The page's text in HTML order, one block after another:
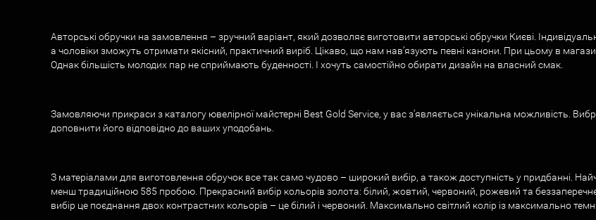
Авторські обручки на замовлення – зручний варіант, який дозволяє виготовити авторські обручки Києві.
а чоловіки зможуть отримати якісний, практичний виріб. Цікаво, що нам нав’язують певні канони. При цьому в
Однак більшість молодих пар не сприймають буденності. І хочуть самостійно обирати дизайн на власний смак.
Замовляючи прикраси з каталогу ювелірної майстерні Best Gold Service, у вас з’являється унікальна можливість.
доповнити його відповідно до ваших уподобань.
З матеріалами для виготовлення обручок все так само чудово – широкий вибір, а також доступність у придбанні.
менш традиційною 585 пробою. Прекрасний вибір кольорів золота: білий, жовтий, червоний, рожевий та
вибір це поєднання двох контрастних кольорів – це білий і червоний. Максимально світлий колір із максимально